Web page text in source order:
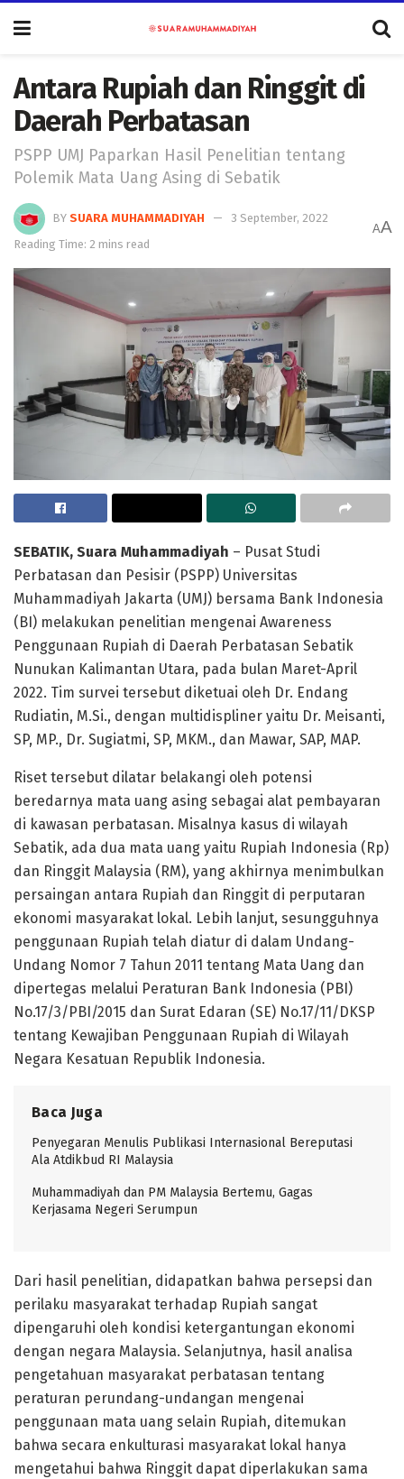
Antara Rupiah dan Ringgit di
Daerah Perbatasan
PSPP UMJ Paparkan Hasil Penelitian tentang
Polemik Mata Uang Asing di Sebatik
BY SUARA MUHAMMADIYAH
3 September, 2022
Reading Time: 2 mins read
AA
SEBATIK, Suara Muhammadiyah – Pusat Studi
Perbatasan dan Pesisir (PSPP) Universitas
Muhammadiyah Jakarta (UMJ) bersama Bank Indonesia
(BI) melakukan penelitian mengenai Awareness
Penggunaan Rupiah di Daerah Perbatasan Sebatik
Nunukan Kalimantan Utara, pada bulan Maret-April
2022. Tim survei tersebut diketuai oleh Dr. Endang
Rudiatin, M.Si., dengan multidispliner yaitu Dr. Meisanti,
SP, MP., Dr. Sugiatmi, SP, MKM., dan Mawar, SAP, MAP.
Riset tersebut dilatar belakangi oleh potensi
beredarnya mata uang asing sebagai alat pembayaran
di kawasan perbatasan. Misalnya kasus di wilayah
Sebatik, ada dua mata uang yaitu Rupiah Indonesia (Rp)
dan Ringgit Malaysia (RM), yang akhirnya menimbulkan
persaingan antara Rupiah dan Ringgit di perputaran
ekonomi masyarakat lokal. Lebih lanjut, sesungguhnya
penggunaan Rupiah telah diatur di dalam Undang-
Undang Nomor 7 Tahun 2011 tentang Mata Uang dan
dipertegas melalui Peraturan Bank Indonesia (PBI)
No.17/3/PBI/2015 dan Surat Edaran (SE) No.17/11/DKSP
tentang Kewajiban Penggunaan Rupiah di Wilayah
Negara Kesatuan Republik Indonesia.
Baca Juga
Penyegaran Menulis Publikasi Internasional Bereputasi
Ala Atdikbud RI Malaysia
Muhammadiyah dan PM Malaysia Bertemu, Gagas
Kerjasama Negeri Serumpun
Dari hasil penelitian, didapatkan bahwa persepsi dan
perilaku masyarakat terhadap Rupiah sangat
dipengaruhi oleh kondisi ketergantungan ekonomi
dengan negara Malaysia. Selanjutnya, hasil analisa
pengetahuan masyarakat perbatasan tentang
peraturan perundang-undangan mengenai
penggunaan mata uang selain Rupiah, ditemukan
bahwa secara enkulturasi masyarakat lokal hanya
mengetahui bahwa Ringgit dapat diperlakukan sama